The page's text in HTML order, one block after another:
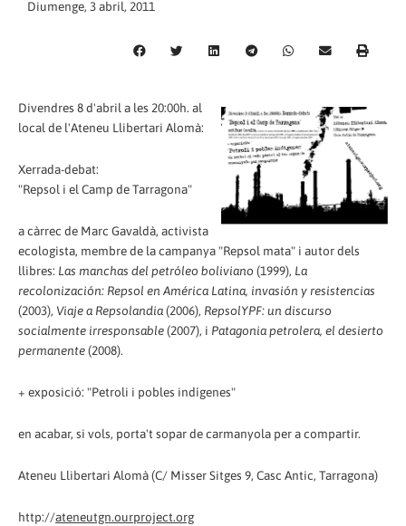
Diumenge, 3 abril, 2011
Divendres 8 d'abril a les 20:00h. al
local de l'Ateneu Llibertari Alomà:
Xerrada-debat:
"Repsol i el Camp de Tarragona"
a càrrec de Marc Gavaldà, activista
ecologista, membre de la campanya "Repsol mata" i autor dels
llibres: Las manchas del petróleo boliviano (1999), La
recolonización: Repsol en América Latina, invasión y resistencias
(2003), Viaje a Repsolandia(2006), RepsolYPF: un discurso
socialmente irresponsable(2007), i Patagonia petrolera, el desierto
permanente(2008).
+ exposició: "Petroli i pobles indígenes"
en acabar, si vols, porta't sopar de carmanyola per a compartir.
Ateneu Llibertari Alomà (C/ Misser Sitges 9, Casc Antic, Tarragona)
http://ateneutgn.ourproject.org